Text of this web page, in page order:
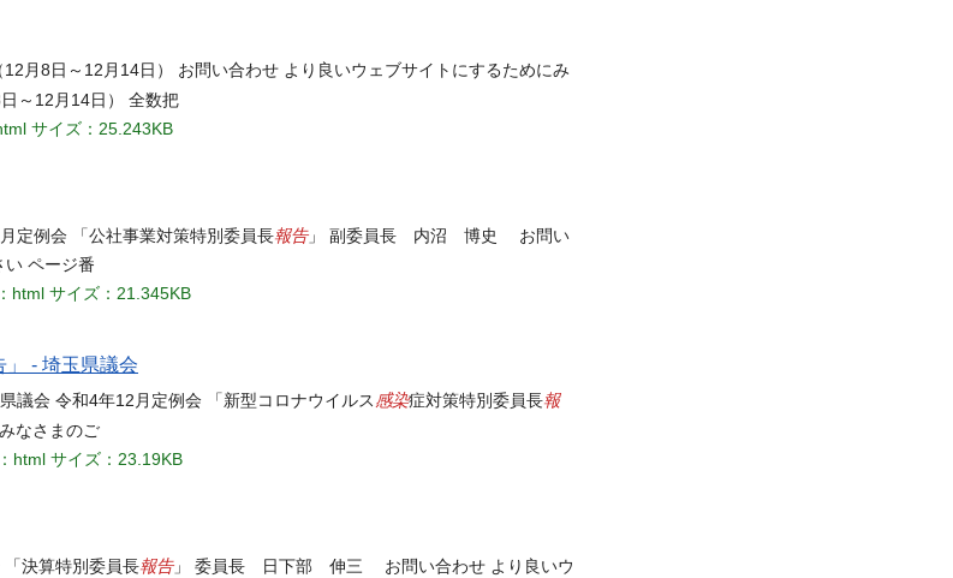
月8日～12月14日） お問い合わせ より良いウェブサイトにするためにみ
～12月14日） 全数把
サイズ：25.243KB
定例会 「公社事業対策特別委員長報告」 副委員長 内沼 博史 お問い
い ページ番
html サイズ：21.345KB
- 埼玉県議会
議会 令和4年12月定例会 「新型コロナウイルス 感染症対策特別委員長報
なさまのご
html サイズ：23.19KB
決算特別委員長報告」 委員長 日下部 伸三 お問い合わせ より良いウ